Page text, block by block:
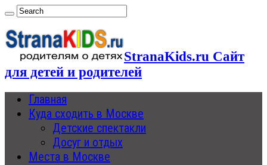
StranaKids.ru Сайт
для детей и родителей
Главная
Куда сходить в Москве
Детские спектакли
Досуг и отдых
Места в Москве